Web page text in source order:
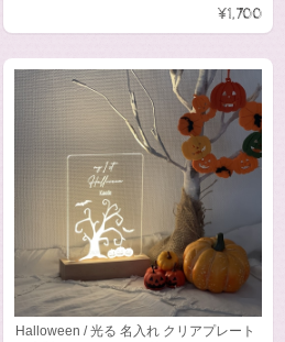
¥1,700
Halloween / 光る 名入れ クリアプレート